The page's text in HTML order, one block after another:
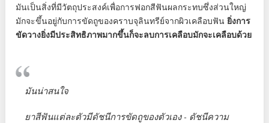
มันเป็นสิ่งที่มีวัตถุประสงค์เพื่อการฟอกสีฟันผลกระทบซึ่งส่วนใหญ่
มักจะขึ้นอยู่กับการขัดถูของคราบจุลินทรีย์จากผิวเคลือบฟันยิ่งการ
ขัดวางยิ่งมีประสิทธิภาพมากขึ้นก็จะลบการเคลือบมักจะเคลือบด้วย
มันน่าสนใจ
ยาสีฟันแต่ละตัวมีดัชนีการขัดถูของตัวเอง - ดัชนีความ